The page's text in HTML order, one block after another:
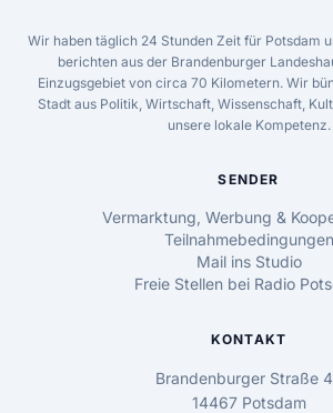
Wir haben täglich 24 Stunden Zeit für Potsdam
berichten aus der Brandenburger
Einzugsgebiet von circa 70 Kilometern. Wir
Stadt aus Politik, Wirtschaft, Wissenschaft,
unsere lokale Kompetenz.
SENDER
Vermarktung, Werbung &
Teilnahmebedingungen
Mail ins Studio
Freie Stellen bei Radio
KONTAKT
Brandenburger Straße
14467 Potsdam